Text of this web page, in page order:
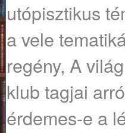
utópisztikus
a vele
regény, A
klub tagjai
érdemes-e a